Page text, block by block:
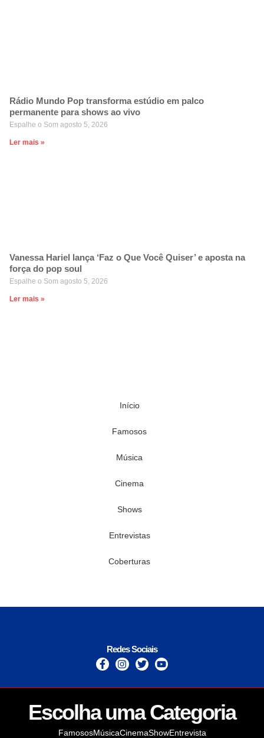
Rádio Mundo Pop transforma estúdio em palco
permanente para shows ao vivo
Espalhe o Som agosto 5, 2026
Ler mais »
Vanessa Hariel lança ‘Faz o Que Você Quiser’ e aposta na
força do pop soul
Espalhe o Som agosto 5, 2026
Ler mais »
Início
Famosos
Música
Cinema
Shows
Entrevistas
Coberturas
Redes Sociais
Escolha uma Categoria
FamososMúsicaCinemaShowEntrevista